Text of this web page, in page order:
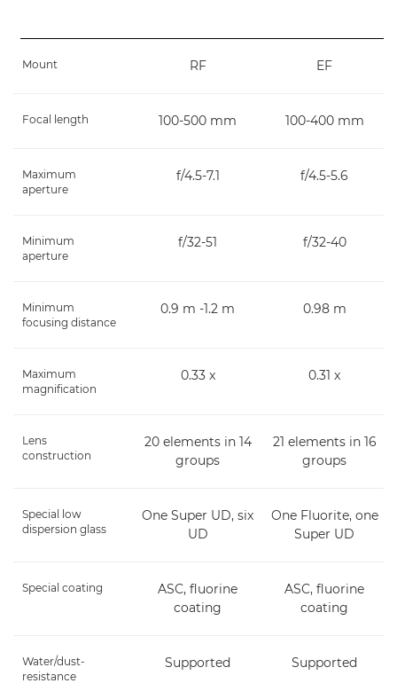
Mount RF EF
Focal length 100-500 mm 100-400 mm
Maximum
aperture
f/4.5-7.1 f/4.5-5.6
Minimum
aperture
f/32-51 f/32-40
Minimum
focusing distance
0.9 m -1.2 m 0.98 m
Maximum
magnification
0.33 x 0.31 x
Lens
construction
20 elements in 14
groups
21 elements in 16
groups
Special low
dispersion glass
One Super UD, six
UD
One Fluorite, one
Super UD
Special coating
ASC, fluorine
coating
ASC, fluorine
coating
Water/dust-
resistance
Supported Supported